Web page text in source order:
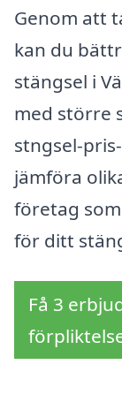
Genom att
kan du
stängsel i
med större
stngsel-
jämföra
företag
för ditt
Få 3